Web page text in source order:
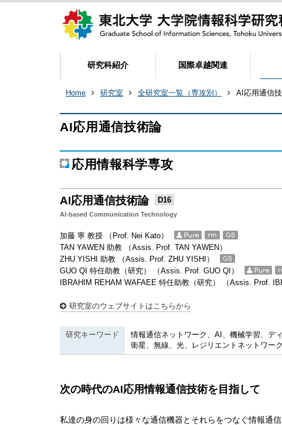
研究科紹介 国際卓越関連
Home 研究室 全研究室一覧（専攻別） AI応用通信
AI応用通信技術論
応用情報科学専攻
AI応用通信技術論 D16
AI-based Communication Technology
加藤 寧 教授 （Prof. Nei Kato）
TAN YAWEN 助教 （Assis. Prof. TAN YAWEN）
ZHU YISHI 助教 （Assis. Prof. ZHU YISHI）
GUO QI 特任助教（研究） （Assis. Prof. GUO QI）
IBRAHIM REHAM WAFAEE 特任助教（研究） （Assis. Prof.
研究室のウェブサイトはこちらから
研究キーワード
情報通信ネットワーク、AI、機械学習、デ
衛星、無線、光、レジリエントネットワー
次の時代のAI応用情報通信技術を目指して
私達の身の回りは様々な通信機器とそれらをつなぐ情報通